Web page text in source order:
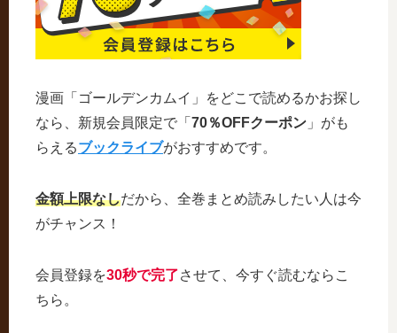
漫画「ゴールデンカムイ」をどこで読めるかお探し
なら、新規会員限定で「 70％OFFクーポン 」がも
らえるブックライブがおすすめです。
金額上限なしだから、全巻まとめ読みしたい人は今
がチャンス！
会員登録を30秒で完了させて、今すぐ読むならこ
ちら。